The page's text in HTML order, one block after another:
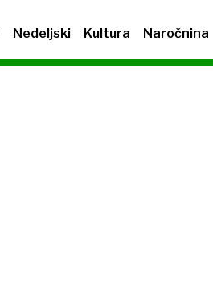
Nedeljski Kultura Naročnina